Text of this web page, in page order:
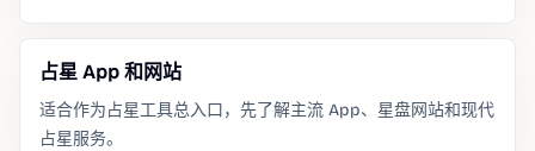
占星 App 和网站
适合作为占星工具总入口，先了解主流 App、星盘网站和现代
占星服务。